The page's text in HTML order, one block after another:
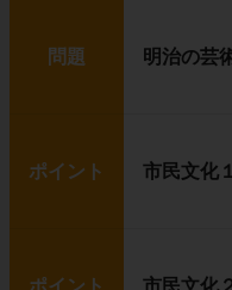
問題 明治の芸
ポイント 市民文化１